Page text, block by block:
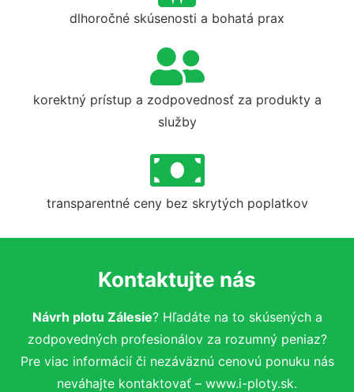
dlhoročné skúsenosti a bohatá prax
korektný prístup a zodpovednosť za produkty a
služby
transparentné ceny bez skrytých poplatkov
Kontaktujte nás
Návrh plotu Zálesie? Hľadáte na to skúsených a
zodpovedných profesionálov za rozumný peniaz?
Pre viac informácií či nezáväznú cenovú ponuku nás
neváhajte kontaktovať – www.i-ploty.sk.